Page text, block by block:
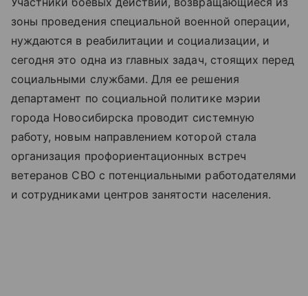
зоны проведения специальной военной операции,
нуждаются в реабилитации и социализации, и
сегодня это одна из главных задач, стоящих перед
социальными службами. Для ее решения
департамент по социальной политике мэрии
города Новосибирска проводит системную
работу, новым направлением которой стала
организация профориентационных встреч
ветеранов СВО с потенциальными работодателями
и сотрудниками центров занятости населения.